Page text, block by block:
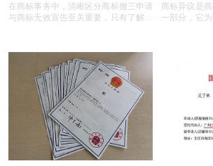
在商标事务中，清晰区分商标撤三申请
与商标无效宣告至关重要，只有了解它
上内容能帮助大家更好地理解这两个概
念，从而在商标相关事务中避免不必要
的损失和麻烦。
商标异议是
一部分，它
标准，从常
位解读商标
商标申请人
将为您提供
商标保护的